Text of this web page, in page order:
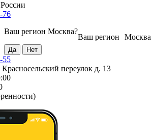
76
Москва
Ваш регион
Ваш регион Москва?
55
переулок д. 13